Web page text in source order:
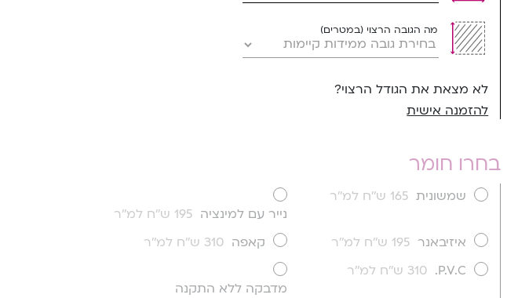
מה הגובה הרצוי (במטרים)
לא מצאת את הגודל הרצוי?
להזמנה אישית
בחרו חומר
שמשונית 165 ש''ח למ''ר
נייר עם למינציה 195 ש''ח למ''ר
איזיבאנר 195 ש''ח למ''ר קאפה 310 ש''ח למ''ר
P.V.C.
310 ש''ח למ''ר
מדבקה ללא התקנה